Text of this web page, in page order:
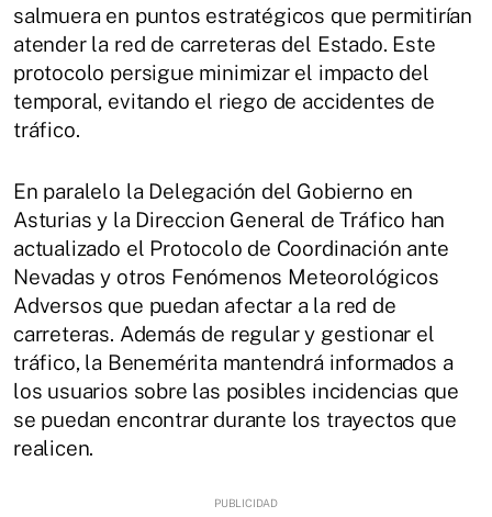
salmuera en puntos estratégicos que permitirían
atender la red de carreteras del Estado. Este
protocolo persigue minimizar el impacto del
temporal, evitando el riego de accidentes de
tráfico.
En paralelo la Delegación del Gobierno en
Asturias y la Direccion General de Tráfico han
actualizado el Protocolo de Coordinación ante
Nevadas y otros Fenómenos Meteorológicos
Adversos que puedan afectar a la red de
carreteras. Además de regular y gestionar el
tráfico, la Benemérita mantendrá informados a
los usuarios sobre las posibles incidencias que
se puedan encontrar durante los trayectos que
realicen.